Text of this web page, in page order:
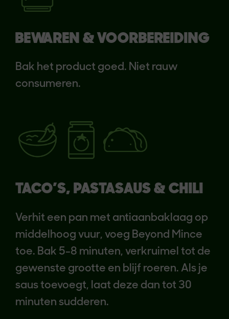
BEWAREN & VOORBEREIDING
Bak het product goed. Niet rauw
consumeren.
TACO’S, PASTASAUS & CHILI
Verhit een pan met antiaanbaklaag op
middelhoog vuur, voeg Beyond Mince
toe. Bak 5-8 minuten, verkruimel tot de
gewenste grootte en blijf roeren. Als je
saus toevoegt, laat deze dan tot 30
minuten sudderen.